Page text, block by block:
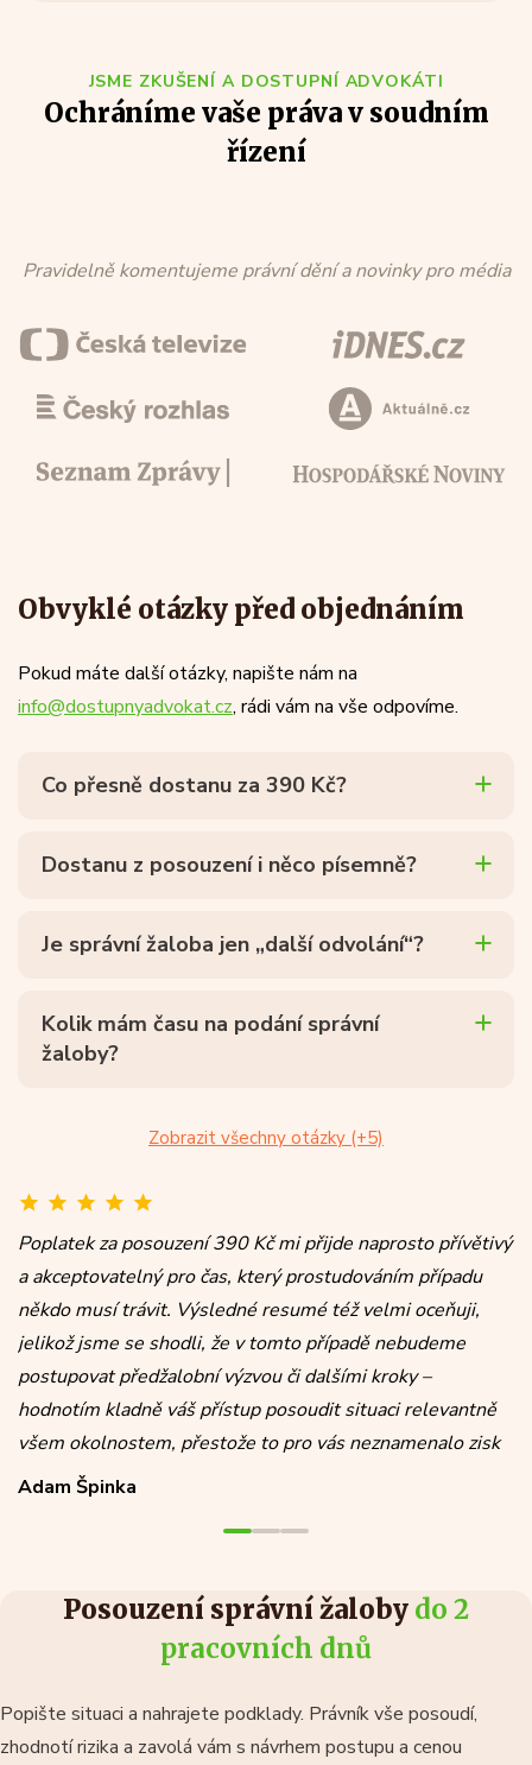
JSME ZKUŠENÍ A DOSTUPNÍ ADVOKÁTI
Ochráníme vaše práva v soudním
řízení
Pravidelně komentujeme právní dění a novinky pro média
Obvyklé otázky před objednáním
Pokud máte další otázky, napište nám na
info@dostupnyadvokat.cz, rádi vám na vše odpovíme.
Co přesně dostanu za 390 Kč?
Dostanu z posouzení i něco písemně?
Je správní žaloba jen „další odvolání“?
Kolik mám času na podání správní
žaloby?
Zobrazit všechny otázky (+5)
Poplatek za posouzení 390 Kč mi přijde naprosto přívětivý
a akceptovatelný pro čas, který prostudováním případu
někdo musí trávit. Výsledné resumé též velmi oceňuji,
jelikož jsme se shodli, že v tomto případě nebudeme
postupovat předžalobní výzvou či dalšími kroky –
hodnotím kladně váš přístup posoudit situaci relevantně
všem okolnostem, přestože to pro vás neznamenalo zisk
Adam Špinka
Posouzení správní žaloby do 2
pracovních dnů
Popište situaci a nahrajete podklady. Právník vše posoudí,
zhodnotí rizika a zavolá vám s návrhem postupu a cenou